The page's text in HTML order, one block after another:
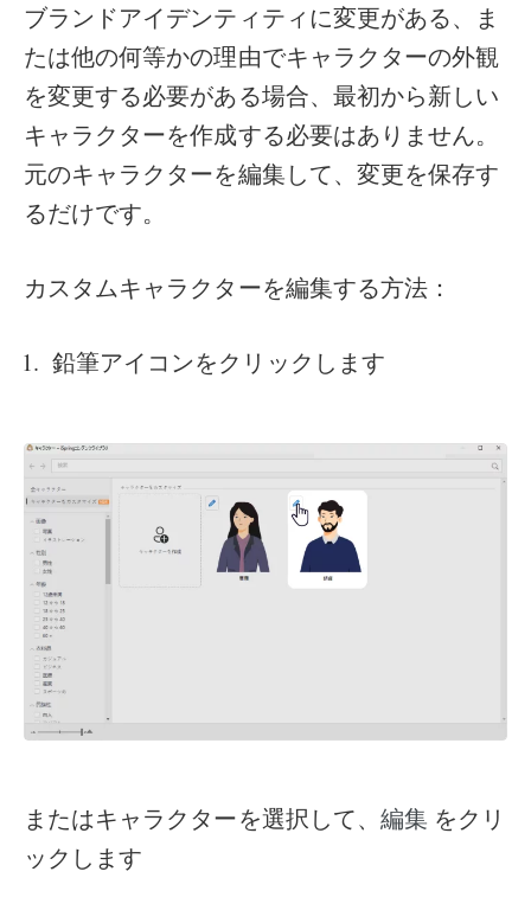
ブランドアイデンティティに変更がある、ま
たは他の何等かの理由でキャラクターの外観
を変更する必要がある場合、最初から新しい
キャラクターを作成する必要はありません。
元のキャラクターを編集して、変更を保存す
るだけです。
カスタムキャラクターを編集する方法：
鉛筆アイコンをクリックします
またはキャラクターを選択して、 編集 をクリ
ックします